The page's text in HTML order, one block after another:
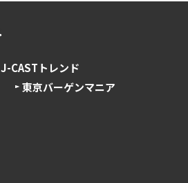
J-CASTトレンド
東京バーゲンマニア